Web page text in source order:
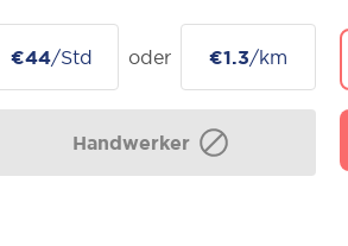
€44/Std oder €1.3/km
Handwerker